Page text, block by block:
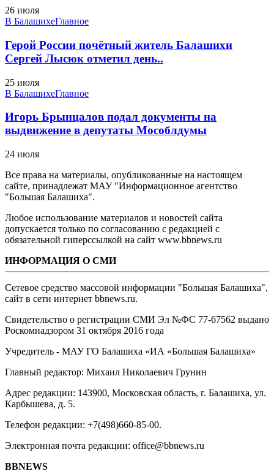
26 июля
В БалашихеГлавное
Герой России почётный житель Балашихи
Сергей Лысюк отметил день..
25 июля
В БалашихеГлавное
Игорь Брынцалов подал документы на
выдвижение в депутаты Мособлдумы
24 июля
Все права на материалы, опубликованные на настоящем
сайте, принадлежат МАУ "Информационное агентство
"Большая Балашиха".
Любое использование материалов и новостей сайта
допускается только по согласованию с редакцией с
обязательной гиперссылкой на сайт www.bbnews.ru
ИНФОРМАЦИЯ О СМИ
Сетевое средство массовой информации "Большая Балашиха",
сайт в сети интернет bbnews.ru.
Свидетельство о регистрации СМИ Эл №ФС ‎77-67562 выдано
Роскомнадзором 31 октября 2016 года
Учредитель - МАУ ГО Балашиха «ИА «Большая Балашиха»
Главный редактор: Михаил Николаевич Грунин
Адрес редакции: 143900, Московская область, г. Балашиха, ул.
Карбышева, д. 5.
Телефон редакции: +7(498)660-85-00.
Электронная почта редакции: office@bbnews.ru
BBNEWS